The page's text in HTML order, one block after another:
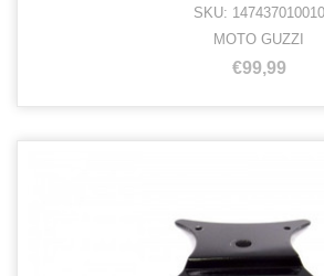
SKU: 147437010010
MOTO GUZZI
€99,99